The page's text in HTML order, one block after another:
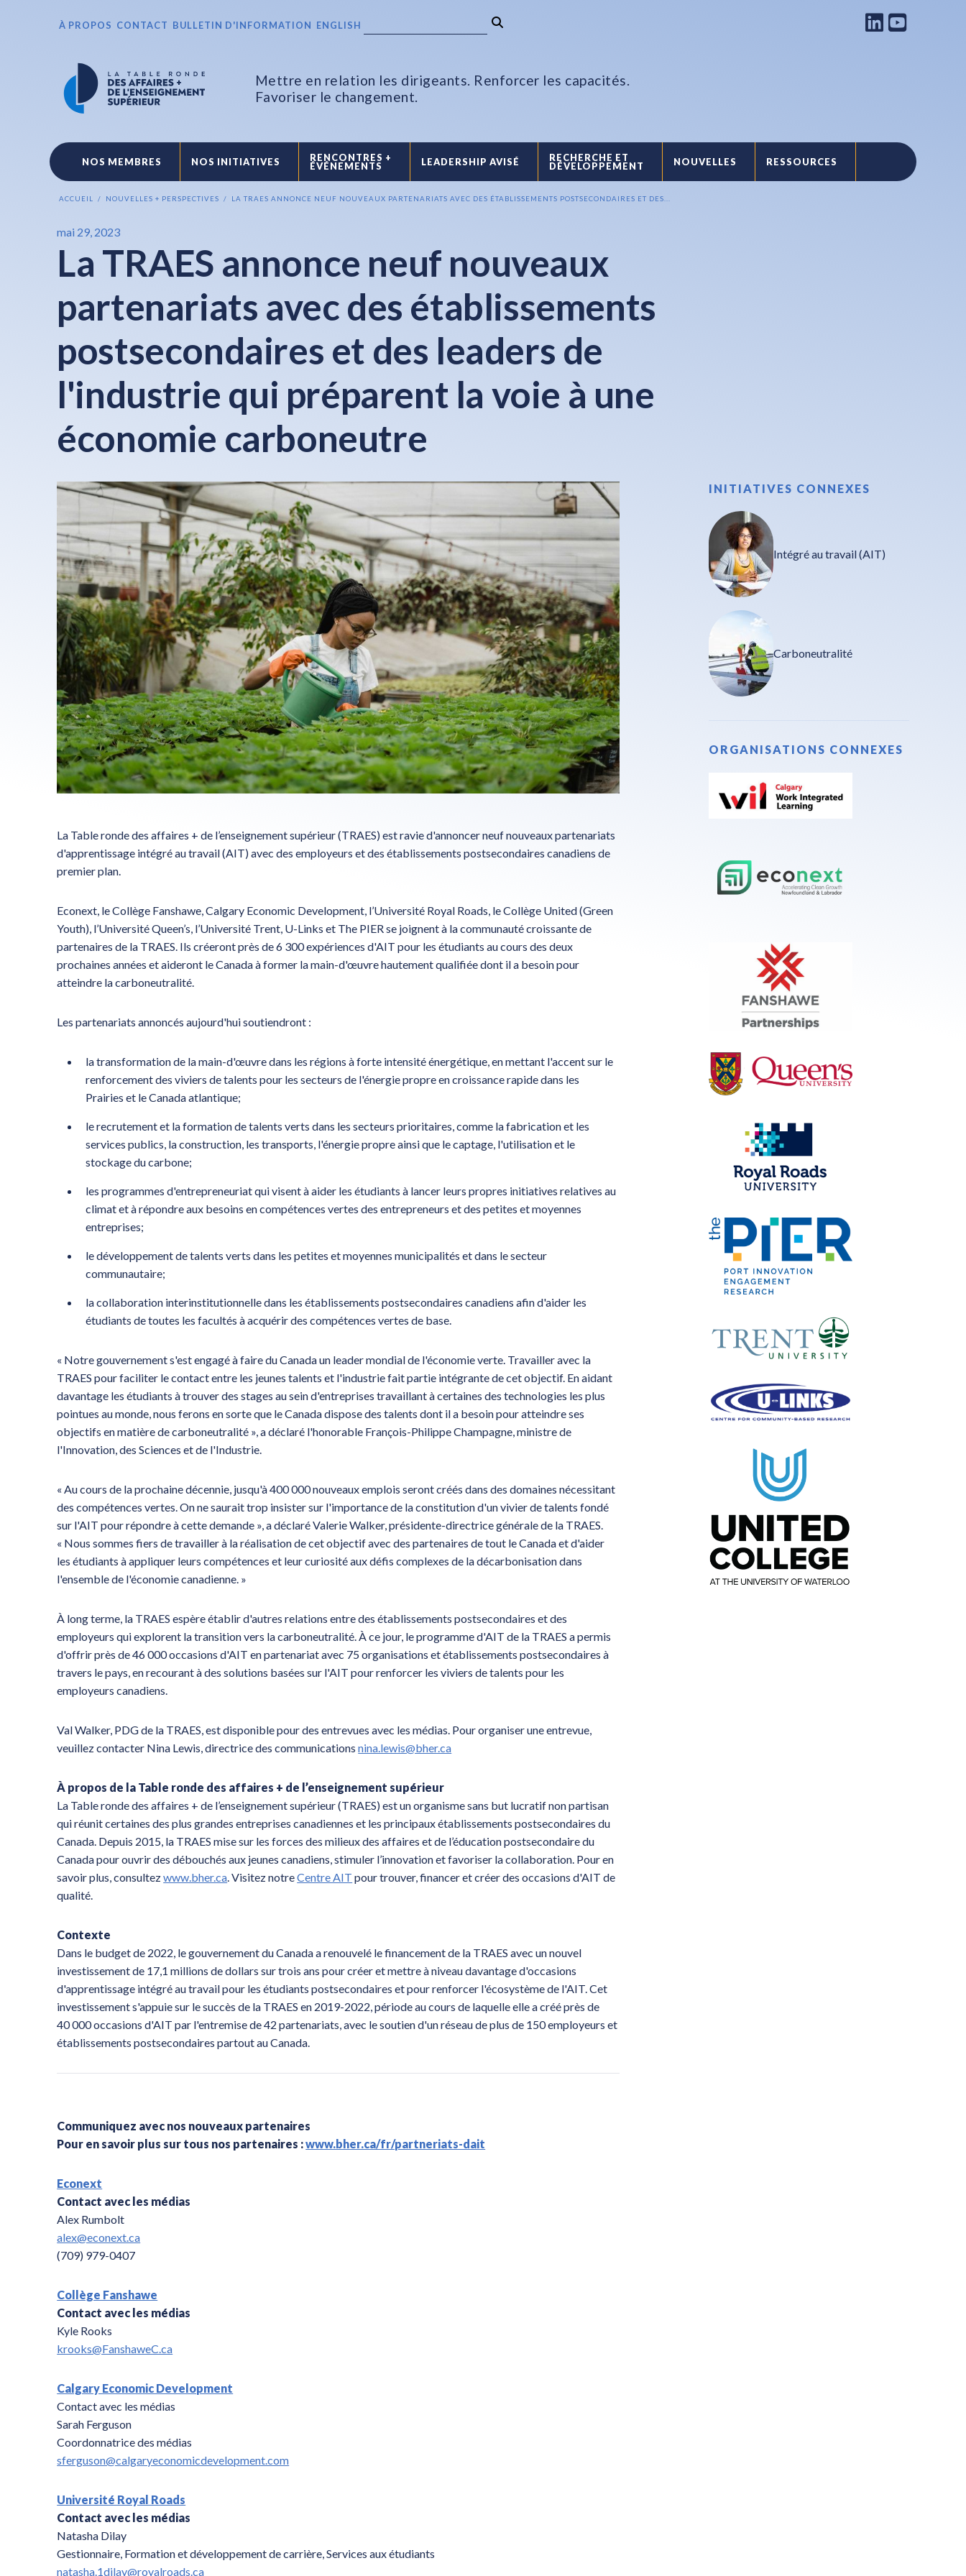
À PROPOS CONTACT BULLETIN D'INFORMATION ENGLISH
Mettre en relation les dirigeants. Renforcer les capacités.
Favoriser le changement.
NOS MEMBRES NOS INITIATIVES RENCONTRES +
ÉVÉNEMENTS LEADERSHIP AVISÉ RECHERCHE ET
DÉVELOPPEMENT NOUVELLES RESSOURCES
ACCUEIL NOUVELLES + PERSPECTIVES LA TRAES ANNONCE NEUF NOUVEAUX PARTENARIATS AVEC DES ÉTABLISSEMENTS POSTSECONDAIRES ET DES...
mai 29, 2023
La TRAES annonce neuf nouveaux
partenariats avec des établissements
postsecondaires et des leaders de
l'industrie qui préparent la voie à une
économie carboneutre
La Table ronde des affaires + de l’enseignement supérieur (TRAES) est ravie d'annoncer neuf nouveaux partenariats
d'apprentissage intégré au travail (AIT) avec des employeurs et des établissements postsecondaires canadiens de
premier plan.
Econext, le Collège Fanshawe, Calgary Economic Development, l’Université Royal Roads, le Collège United (Green
Youth), l’Université Queen’s, l’Université Trent, U-Links et The PIER se joignent à la communauté croissante de
partenaires de la TRAES. Ils créeront près de 6 300 expériences d'AIT pour les étudiants au cours des deux
prochaines années et aideront le Canada à former la main-d'œuvre hautement qualifiée dont il a besoin pour
atteindre la carboneutralité.
Les partenariats annoncés aujourd'hui soutiendront :
la transformation de la main-d'œuvre dans les régions à forte intensité énergétique, en mettant l'accent sur le
renforcement des viviers de talents pour les secteurs de l'énergie propre en croissance rapide dans les
Prairies et le Canada atlantique;
le recrutement et la formation de talents verts dans les secteurs prioritaires, comme la fabrication et les
services publics, la construction, les transports, l'énergie propre ainsi que le captage, l'utilisation et le
stockage du carbone;
les programmes d'entrepreneuriat qui visent à aider les étudiants à lancer leurs propres initiatives relatives au
climat et à répondre aux besoins en compétences vertes des entrepreneurs et des petites et moyennes
entreprises;
le développement de talents verts dans les petites et moyennes municipalités et dans le secteur
communautaire;
la collaboration interinstitutionnelle dans les établissements postsecondaires canadiens afin d'aider les
étudiants de toutes les facultés à acquérir des compétences vertes de base.
« Notre gouvernement s'est engagé à faire du Canada un leader mondial de l'économie verte. Travailler avec la
TRAES pour faciliter le contact entre les jeunes talents et l'industrie fait partie intégrante de cet objectif. En aidant
davantage les étudiants à trouver des stages au sein d'entreprises travaillant à certaines des technologies les plus
pointues au monde, nous ferons en sorte que le Canada dispose des talents dont il a besoin pour atteindre ses
objectifs en matière de carboneutralité », a déclaré l'honorable François-Philippe Champagne, ministre de
l'Innovation, des Sciences et de l'Industrie.
« Au cours de la prochaine décennie, jusqu'à 400 000 nouveaux emplois seront créés dans des domaines nécessitant
des compétences vertes. On ne saurait trop insister sur l'importance de la constitution d'un vivier de talents fondé
sur l'AIT pour répondre à cette demande », a déclaré Valerie Walker, présidente-directrice générale de la TRAES.
« Nous sommes fiers de travailler à la réalisation de cet objectif avec des partenaires de tout le Canada et d'aider
les étudiants à appliquer leurs compétences et leur curiosité aux défis complexes de la décarbonisation dans
l'ensemble de l'économie canadienne. »
À long terme, la TRAES espère établir d'autres relations entre des établissements postsecondaires et des
employeurs qui explorent la transition vers la carboneutralité. À ce jour, le programme d'AIT de la TRAES a permis
d'offrir près de 46 000 occasions d'AIT en partenariat avec 75 organisations et établissements postsecondaires à
travers le pays, en recourant à des solutions basées sur l'AIT pour renforcer les viviers de talents pour les
employeurs canadiens.
Val Walker, PDG de la TRAES, est disponible pour des entrevues avec les médias. Pour organiser une entrevue,
veuillez contacter Nina Lewis, directrice des communicationsnina.lewis@bher.ca
À propos de la Table ronde des affaires + de l’enseignement supérieur
La Table ronde des affaires + de l’enseignement supérieur (TRAES) est un organisme sans but lucratif non partisan
qui réunit certaines des plus grandes entreprises canadiennes et les principaux établissements postsecondaires du
Canada. Depuis 2015, la TRAES mise sur les forces des milieux des affaires et de l’éducation postsecondaire du
Canada pour ouvrir des débouchés aux jeunes canadiens, stimuler l’innovation et favoriser la collaboration. Pour en
savoir plus, consultezwww.bher.ca. Visitez notreCentre AIT pour trouver, financer et créer des occasions d'AIT de
qualité.
Contexte
Dans le budget de 2022, le gouvernement du Canada a renouvelé le financement de la TRAES avec un nouvel
investissement de 17,1 millions de dollars sur trois ans pour créer et mettre à niveau davantage d'occasions
d'apprentissage intégré au travail pour les étudiants postsecondaires et pour renforcer l'écosystème de l'AIT. Cet
investissement s'appuie sur le succès de la TRAES en 2019-2022, période au cours de laquelle elle a créé près de
40 000 occasions d'AIT par l'entremise de 42 partenariats, avec le soutien d'un réseau de plus de 150 employeurs et
établissements postsecondaires partout au Canada.
Communiquez avec nos nouveaux partenaires
Pour en savoir plus sur tous nos partenaires :www.bher.ca/fr/partneriats-dait
Econext
Contact avec les médias
Alex Rumbolt
alex@econext.ca
(709) 979-0407
Collège Fanshawe
Contact avec les médias
Kyle Rooks
krooks@FanshaweC.ca
Calgary Economic Development
Contact avec les médias
Sarah Ferguson
Coordonnatrice des médias
sferguson@calgaryeconomicdevelopment.com
Université Royal Roads
Contact avec les médias
Natasha Dilay
Gestionnaire, Formation et développement de carrière, Services aux étudiants
natasha.1dilay@royalroads.ca
INITIATIVES CONNEXES
Intégré au travail (AIT)
Carboneutralité
ORGANISATIONS CONNEXES